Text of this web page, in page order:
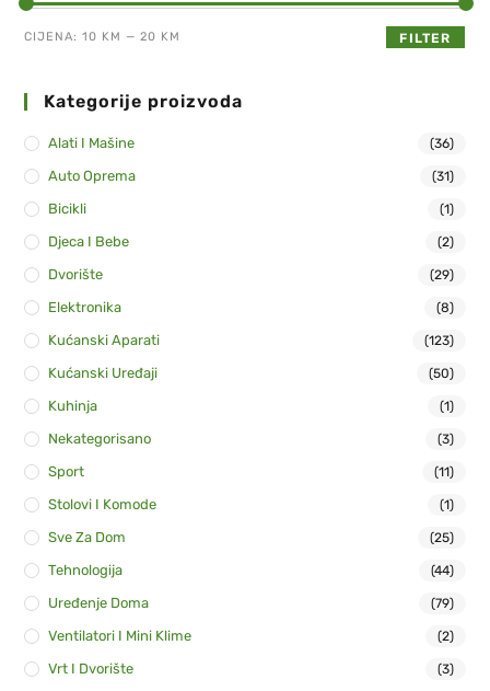
FILTER
CIJENA:10 KM —20 KM
Kategorije proizvoda
Alati I Mašine (36)
Auto Oprema (31)
Bicikli (1)
Djeca I Bebe (2)
Dvorište (29)
Elektronika (8)
Kućanski Aparati (123)
Kućanski Uređaji (50)
Kuhinja (1)
Nekategorisano (3)
Sport (11)
Stolovi I Komode (1)
Sve Za Dom (25)
Tehnologija (44)
Uređenje Doma (79)
Ventilatori I Mini Klime (2)
Vrt I Dvorište (3)